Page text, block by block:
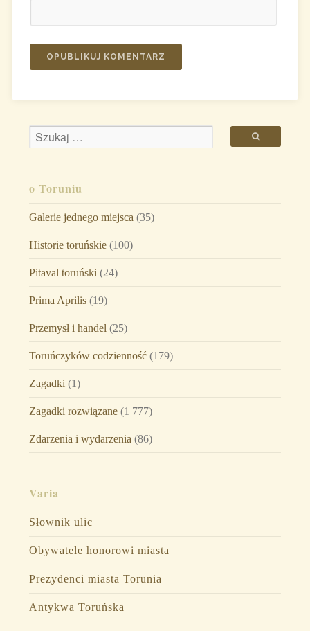
o Toruniu
Galerie jednego miejsca (35)
Historie toruńskie(100)
Pitaval toruński (24)
Prima Aprilis(19)
Przemysł i handel (25)
Toruńczyków codzienność(179)
Zagadki (1)
Zagadki rozwiązane(1 777)
Zdarzenia i wydarzenia (86)
Varia
Słownik ulic
Obywatele honorowi miasta
Prezydenci miasta Torunia
Antykwa Toruńska